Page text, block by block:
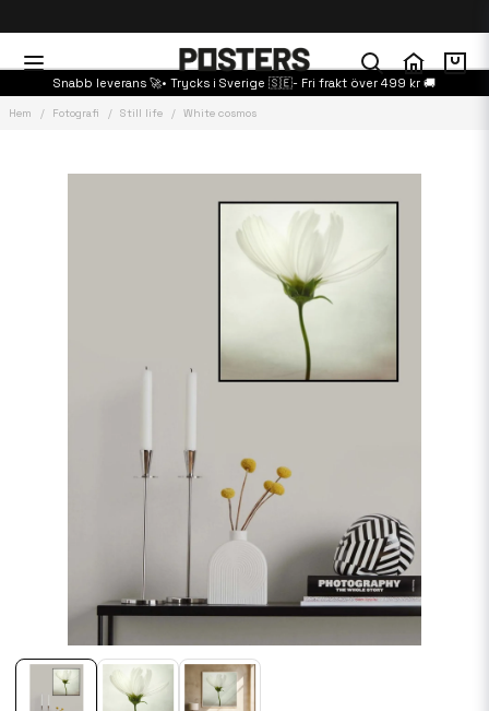
Snabb leverans 🚀• Trycks i Sverige 🇸🇪- Fri frakt över 499 kr 🚚
Hem Fotografi Still life White cosmos